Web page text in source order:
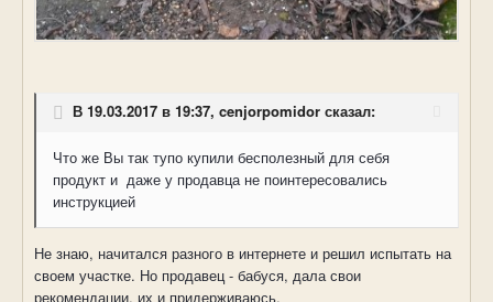
В 19.03.2017 в 19:37, cenjorpomidor сказал:
Что же Вы так тупо купили бесполезный для себя
продукт и даже у продавца не поинтересовались
инструкцией
Не знаю, начитался разного в интернете и решил испытать на
своем участке. Но продавец - бабуся, дала свои
рекомендации, их и придерживаюсь.